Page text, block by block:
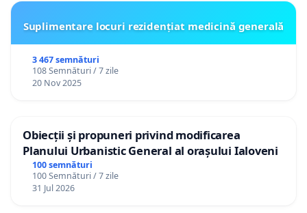
Suplimentare locuri rezidențiat medicină generală
3 467 semnături
108 Semnături / 7 zile
20 Nov 2025
Obiecții și propuneri privind modificarea
Planului Urbanistic General al orașului Ialoveni
100 semnături
100 Semnături / 7 zile
31 Jul 2026